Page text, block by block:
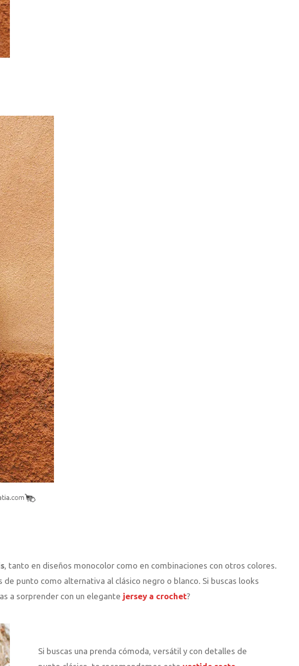
, tanto en diseños monocolor como en combinaciones con otros colores.
punto como alternativa al clásico negro o blanco. Si buscas looks
a sorprender con un elegante jersey a crochet?
Si buscas una prenda cómoda, versátil y con detalles de